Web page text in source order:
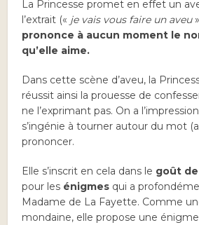
La Princesse promet en effet un
l’extrait (« je vais vous faire un aveu
prononce à aucun moment le
qu’elle aime.
Dans cette scène d’aveu, la
réussit ainsi la prouesse de
ne l’exprimant pas. On a
s’ingénie à tourner autour du mot
prononcer.
Elle s’inscrit en cela dans le goût
pour les énigmes qui a
Madame de La Fayette. Comme
mondaine, elle propose une